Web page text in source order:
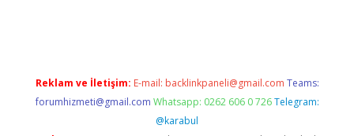
Reklam ve İletişim: E-mail: backlinkpaneli@gmail.com Teams:
forumhizmeti@gmail.com Whatsapp: 0262 606 0 726 Telegram:
@karabul